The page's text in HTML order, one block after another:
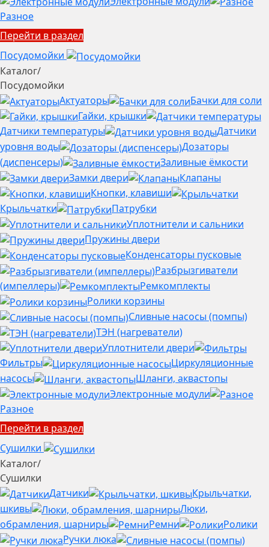
Разное
Перейти в раздел
Посудомойки
Каталог/
Посудомойки
Актуаторы
Бачки для соли
Гайки, крышки
Датчики температуры
Датчики
уровня воды
Дозаторы
(диспенсеры)
Заливные ёмкости
Замки двери
Клапаны
Кнопки, клавиши
Крыльчатки
Патрубки
Уплотнители и сальники
Пружины двери
Конденсаторы пусковые
Разбрызгиватели
(импеллеры)
Ремкомплекты
Ролики корзины
Сливные насосы (помпы)
ТЭН (нагреватели)
Уплотнители двери
Фильтры
Циркуляционные
насосы
Шланги, аквастопы
Электронные модули
Разное
Перейти в раздел
Сушилки
Каталог/
Сушилки
Датчики
Крыльчатки,
шкивы
Люки,
обрамления, шарниры
Ремни
Ролики
Ручки люка